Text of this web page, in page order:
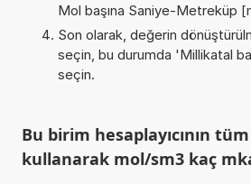
Mol başına Saniye-Metreküp
Son olarak, değerin
seçin, bu durumda 'Millikatal
seçin.
Bu birim hesaplayıcının
kullanarak mol/sm3 kaç